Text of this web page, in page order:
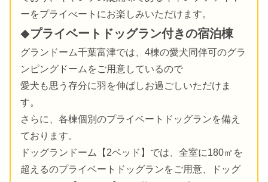
ーをプライべートにお楽しみいただけます。
◆プライベートドッグラン付きの宿泊棟
グランドーム千葉富津では、4棟の愛犬同伴可のグラ
ンピングドームをご用意しているので
愛犬も思う存分に羽を伸ばしお過ごしいただけま
す。
さらに、各棟個別のプライベートドッグランを備え
ております。
ドッグランドーム【2ベッド】では、全室に180㎡を
超えるのプライベートドッグランをご用意、ドッグ